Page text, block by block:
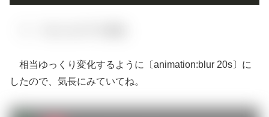
相当ゆっくり変化するように〔animation:blur 20s〕に
したので、気長にみていてね。